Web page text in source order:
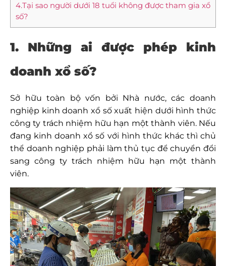
4.Tại sao người dưới 18 tuổi không được tham gia xổ
số?
1. Những ai được phép kinh
doanh xổ số?
Sở hữu toàn bộ vốn bởi Nhà nước, các doanh
nghiệp kinh doanh xổ số xuất hiện dưới hình thức
công ty trách nhiệm hữu hạn một thành viên. Nếu
đang kinh doanh xổ số với hình thức khác thì chủ
thể doanh nghiệp phải làm thủ tục để chuyển đổi
sang công ty trách nhiệm hữu hạn một thành
viên.